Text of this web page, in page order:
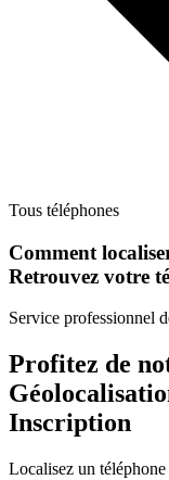
Tous téléphones
Comment
Retrouvez votre
Service professionnel
Profitez de
Inscription
Localisez un